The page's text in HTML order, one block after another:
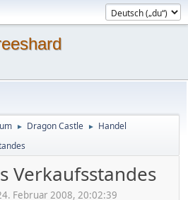
► Dragon Castle ► Handel
Verkaufsstandes
Februar 2008, 20:02:39